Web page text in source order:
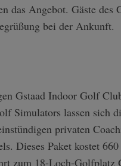
das Angebot. Gäste des
bei der Ankunft.
Gstaad Indoor Golf
Simulators lassen sich
privaten
Dieses Paket kostet
zum 18-Loch-Golfplatz